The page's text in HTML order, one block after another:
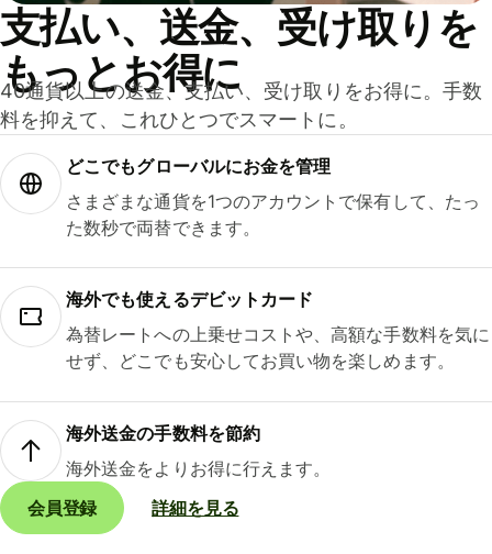
支払い、送金、受け取りを
もっとお得に
40通貨以上の送金、支払い、受け取りをお得に。手数
料を抑えて、これひとつでスマートに。
どこでもグ⁠ロ⁠ー⁠バ⁠ルにお金を管理
さまざまな通貨を1つのアカウントで保有して、たっ
た数秒で両替できます。
海外でも使えるデビットカード
為替レートへの上乗せコストや、高額な手数料を気に
せず、どこでも安心してお買い物を楽しめます。
海外送金の手数料を節約
海外送金をよりお得に行えます。
会員登録
詳細を見る